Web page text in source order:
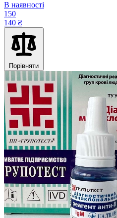
В наявності
150
140 ₴
Порівняти